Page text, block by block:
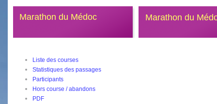
Marathon du Médoc Marathon du
Liste des courses
Statistiques des passages
Participants
Hors course / abandons
PDF